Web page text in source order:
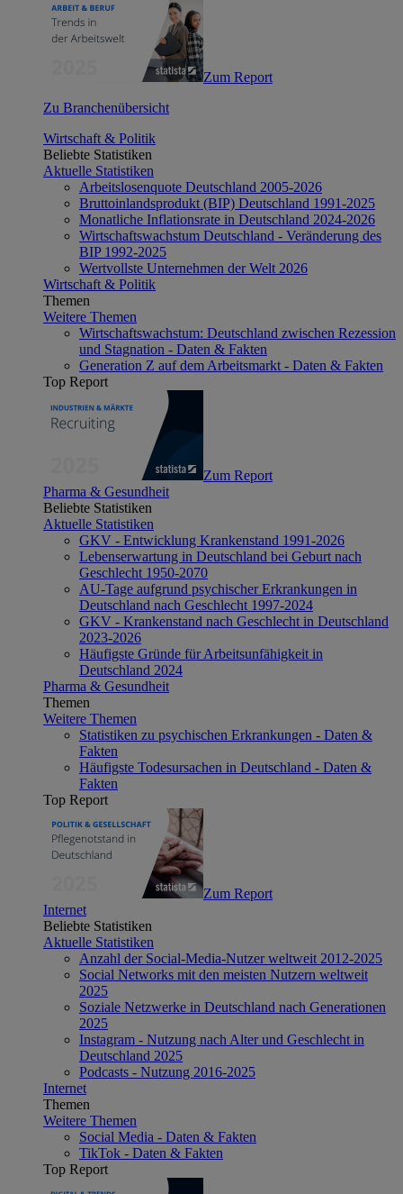
Zum Report
Zu Branchenübersicht
Wirtschaft & Politik
Beliebte Statistiken
Aktuelle Statistiken
Arbeitslosenquote Deutschland 2005-2026
Bruttoinlandsprodukt (BIP) Deutschland 1991-2025
Monatliche Inflationsrate in Deutschland 2024-2026
Wirtschaftswachstum Deutschland - Veränderung des
BIP 1992-2025
Wertvollste Unternehmen der Welt 2026
Wirtschaft & Politik
Themen
Weitere Themen
Wirtschaftswachstum: Deutschland zwischen Rezession
und Stagnation - Daten & Fakten
Generation Z auf dem Arbeitsmarkt - Daten & Fakten
Top Report
Zum Report
Pharma & Gesundheit
Beliebte Statistiken
Aktuelle Statistiken
GKV - Entwicklung Krankenstand 1991-2026
Lebenserwartung in Deutschland bei Geburt nach
Geschlecht 1950-2070
AU-Tage aufgrund psychischer Erkrankungen in
Deutschland nach Geschlecht 1997-2024
GKV - Krankenstand nach Geschlecht in Deutschland
2023-2026
Häufigste Gründe für Arbeitsunfähigkeit in
Deutschland 2024
Pharma & Gesundheit
Themen
Weitere Themen
Statistiken zu psychischen Erkrankungen - Daten &
Fakten
Häufigste Todesursachen in Deutschland - Daten &
Fakten
Top Report
Zum Report
Internet
Beliebte Statistiken
Aktuelle Statistiken
Anzahl der Social-Media-Nutzer weltweit 2012-2025
Social Networks mit den meisten Nutzern weltweit
2025
Soziale Netzwerke in Deutschland nach Generationen
2025
Instagram - Nutzung nach Alter und Geschlecht in
Deutschland 2025
Podcasts - Nutzung 2016-2025
Internet
Themen
Weitere Themen
Social Media - Daten & Fakten
TikTok - Daten & Fakten
Top Report